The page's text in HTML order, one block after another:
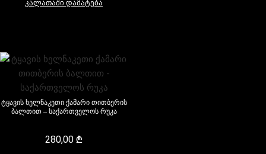
კალათაში დამატება
ტყავის ხელნაკეთი ქამარი თითბერის
ბალთით – საქართველოს რუკა
280,00₾